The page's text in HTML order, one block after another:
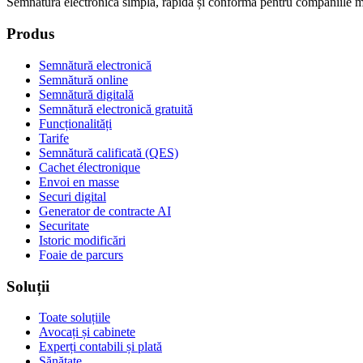
Produs
Semnătură electronică
Semnătură online
Semnătură digitală
Semnătură electronică gratuită
Funcționalități
Tarife
Semnătură calificată (QES)
Cachet électronique
Envoi en masse
Securi digital
Generator de contracte AI
Securitate
Istoric modificări
Foaie de parcurs
Soluții
Toate soluțiile
Avocați și cabinete
Experți contabili și plată